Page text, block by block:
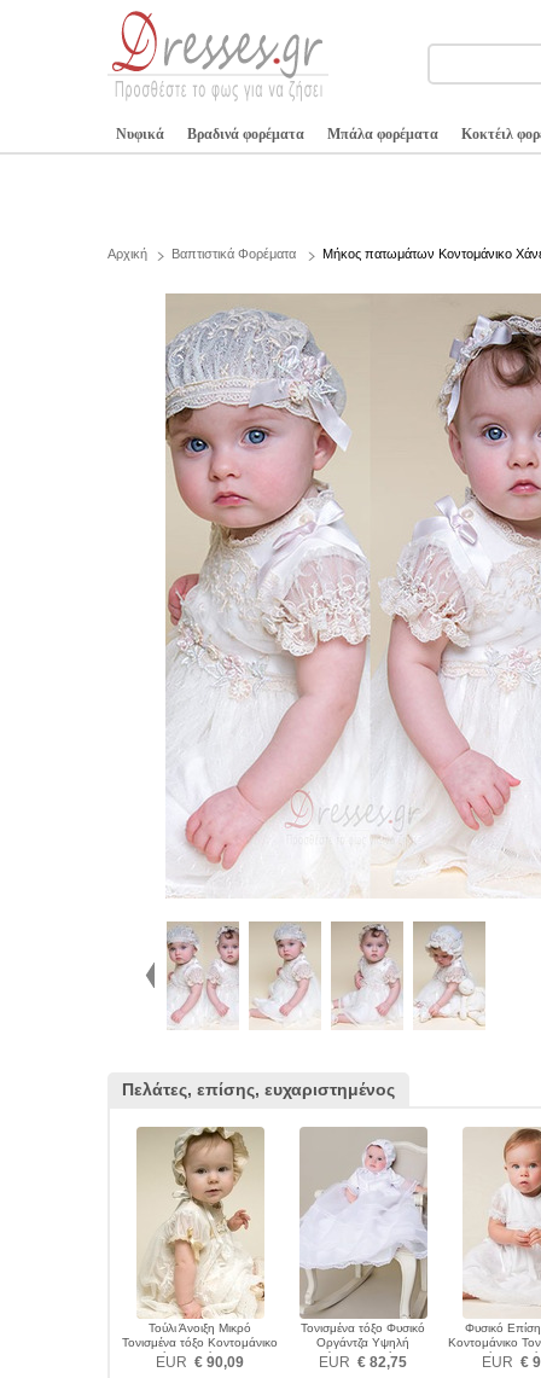
Νυφικά Βραδινά φορέματα Μπάλα φορέματα Κοκτέιλ
Αρχική Βαπτιστικά Φορέματα Μήκος πατωμάτων Κοντομάνικο
Πελάτες, επίσης, ευχαριστημένος
Τούλι Άνοιξη Μικρό
Τονισμένα τόξο Κοντομάνικο
Φόρεμα Βάπτισης
EUR € 90,09
Τονισμένα τόξο Φυσικό
Οργάντζα Υψηλή
καλύπτονται Φόρεμα
Βάπτισης
EUR € 82,75
Φυσικό
Κοντομάνικο
Φόρεμα
EUR €